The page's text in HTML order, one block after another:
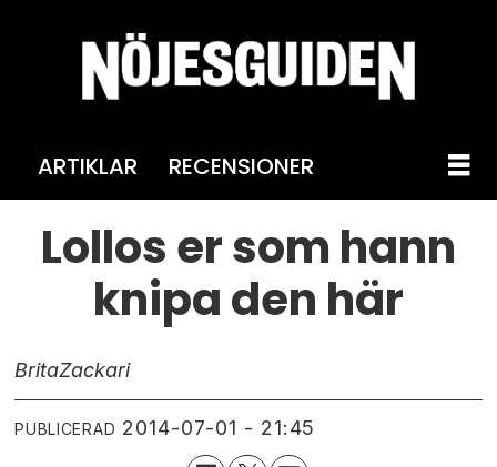
ARTIKLAR RECENSIONER
Lollos er som hann
knipa den här
BritaZackari
PUBLICERAD 2014-07-01 - 21:45